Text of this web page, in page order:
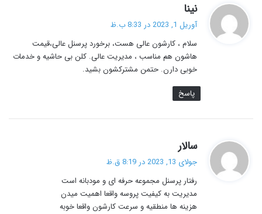
نینا
ف
ت
:
آوریل 1, 2023 در 8:33 ب.ظ
سلام ، کارشون عالی هست، برخورد پرسنل عالی،قیمت
هاشون هم مناسب ، مدیریت عالی. کلن بی حاشیه و خدمات
خوبی دارن. حتمن مشترکشون بشید.
پاسخ
سالار
ف
:
جولای 13, 2023 در 8:19 ق.ظ
رفتار پرسنل مجموعه حرفه ای و مودبانه است
مدیریت به کیفیت پروسه واقعا اهمیت میدن
هزینه ها منطقیه و سرعت کارشون واقعا خوبه